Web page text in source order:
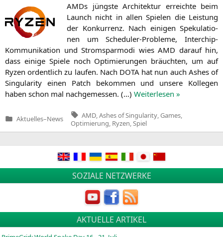
AMDs jüngs­te Archi­tek­tur erreich­te beim
Launch nicht in allen Spie­len die Leis­tung
der Kon­kur­renz. Nach eini­gen Spe­ku­la­tio­
nen um Sche­du­ler-Pro­ble­me, Inter­chip-
Kom­mu­ni­ka­ti­on und Strom­spar­mo­di wies AMD dar­auf hin,
dass eini­ge Spie­le noch Opti­mie­run­gen bräuch­ten, um auf
Ryzen ordent­lich zu lau­fen. Nach DOTA hat nun auch Ashes of
Sin­gu­la­ri­ty einen Patch bekom­men und unse­re Kol­le­gen
haben schon mal nach­ge­mes­sen. (…) Wei­ter­le­sen »
Veröffentlicht
Aktuelles–News
Tags:
AMD Ashes of Singularity Games
Optimierung Ryzen Spiel
SOZIALE NETZWERKE
AKTUELLE ARTIKEL